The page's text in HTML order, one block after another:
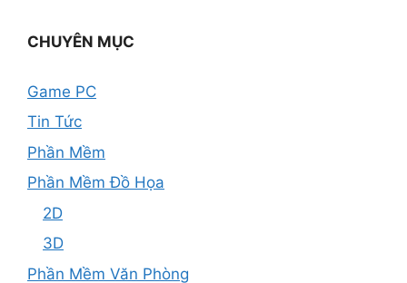
CHUYÊN MỤC
Game PC
Tin Tức
Phần Mềm
Phần Mềm Đồ Họa
2D
3D
Phần Mềm Văn Phòng